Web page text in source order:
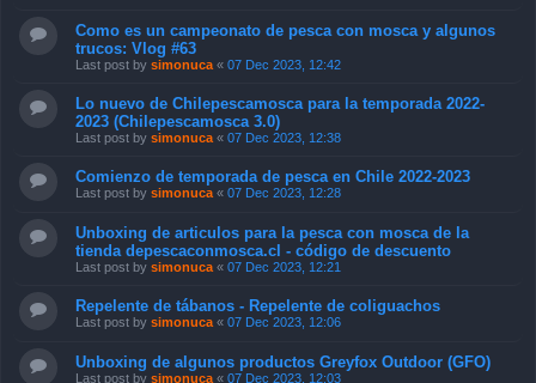
Como es un campeonato de pesca con mosca y algunos
trucos: Vlog #63
Last post by simonuca « 07 Dec 2023, 12:42
Lo nuevo de Chilepescamosca para la temporada 2022-
2023 (Chilepescamosca 3.0)
Last post by simonuca « 07 Dec 2023, 12:38
Comienzo de temporada de pesca en Chile 2022-2023
Last post by simonuca « 07 Dec 2023, 12:28
Unboxing de articulos para la pesca con mosca de la
tienda depescaconmosca.cl - código de descuento
Last post by simonuca « 07 Dec 2023, 12:21
Repelente de tábanos - Repelente de coliguachos
Last post by simonuca « 07 Dec 2023, 12:06
Unboxing de algunos productos Greyfox Outdoor (GFO)
Last post by simonuca « 07 Dec 2023, 12:03